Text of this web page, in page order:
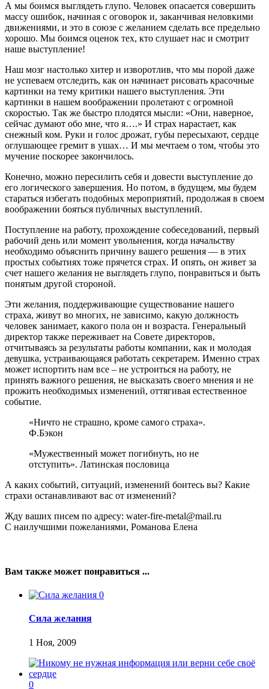
А мы боимся выглядеть глупо. Человек опасается совершить
массу ошибок, начиная с оговорок и, заканчивая неловкими
движениями, и это в союзе с желанием сделать все предельно
хорошо. Мы боимся оценок тех, кто слушает нас и смотрит
наше выступление!
Наш мозг настолько хитер и изворотлив, что мы порой даже
не успеваем отследить, как он начинает рисовать красочные
картинки на тему критики нашего выступления. Эти
картинки в нашем воображении пролетают с огромной
скоростью. Так же быстро плодятся мысли: «Они, наверное,
сейчас думают обо мне, что я….» И страх нарастает, как
снежный ком. Руки и голос дрожат, губы пересыхают, сердце
оглушающее гремит в ушах… И мы мечтаем о том, чтобы это
мучение поскорее закончилось.
Конечно, можно пересилить себя и довести выступление до
его логического завершения. Но потом, в будущем, мы будем
стараться избегать подобных мероприятий, продолжая в своем
воображении бояться публичных выступлений.
Поступление на работу, прохождение собеседований, первый
рабочий день или момент увольнения, когда начальству
необходимо объяснить причину вашего решения — в этих
простых событиях тоже прячется страх. И опять, он живет за
счет нашего желания не выглядеть глупо, понравиться и быть
понятым другой стороной.
Эти желания, поддерживающие существование нашего
страха, живут во многих, не зависимо, какую должность
человек занимает, какого пола он и возраста. Генеральный
директор также переживает на Совете директоров,
отчитываясь за результаты работы компании, как и молодая
девушка, устраивающаяся работать секретарем. Именно страх
может испортить нам все – не устроиться на работу, не
принять важного решения, не высказать своего мнения и не
прожить необходимых изменений, оттягивая естественное
событие.
«Ничто не страшно, кроме самого страха».
Ф.Бэкон
«Мужественный может погибнуть, но не
отступить». Латинская пословица
А каких событий, ситуаций, изменений боитесь вы? Какие
страхи останавливают вас от изменений?
Жду ваших писем по адресу: water-fire-metal@mail.ru
С наилучшими пожеланиями, Романова Елена
Вам также может понравиться ...
0
Сила желания
1 Ноя, 2009
0